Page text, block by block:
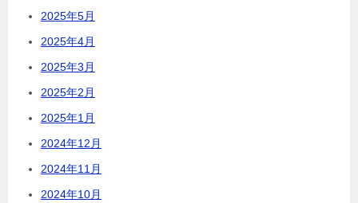
2025年5月
2025年4月
2025年3月
2025年2月
2025年1月
2024年12月
2024年11月
2024年10月